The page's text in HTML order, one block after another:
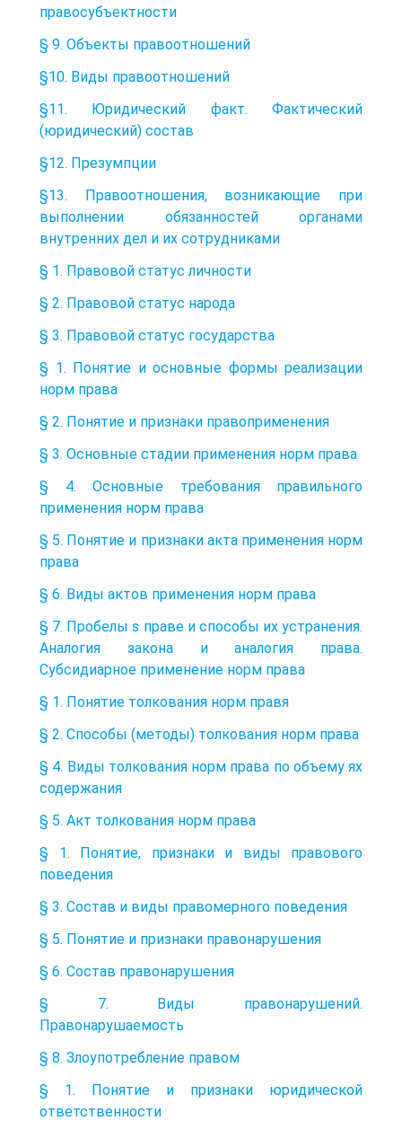
правосубъектности
§ 9. Объекты правоотношений
§10. Виды правоотношений
§11. Юридический факт. Фактический
(юридический) состав
§12. Презумпции
§13. Правоотношения, возникающие при
выполнении обязанностей органами
внутренних дел и их сотрудниками
§ 1. Правовой статус личности
§ 2. Правовой статус народа
§ 3. Правовой статус государства
§ 1. Понятие и основные формы реализации
норм права
§ 2. Понятие и признаки правоприменения
§ 3. Основные стадии применения норм права
§ 4. Основные требования правильного
применения норм права
§ 5. Понятие и признаки акта применения норм
права
§ 6. Виды актов применения норм права
§ 7. Пробелы s праве и способы их устранения.
Аналогия закона и аналогия права.
Субсидиарное применение норм права
§ 1. Понятие толкования норм правя
§ 2. Способы (методы) толкования норм права
§ 4. Виды толкования норм права по объему ях
содержания
§ 5. Акт толкования норм права
§ 1. Понятие, признаки и виды правового
поведения
§ 3. Состав и виды правомерного поведения
§ 5. Понятие и признаки правонарушения
§ 6. Состав правонарушения
§ 7. Виды правонарушений.
Правонарушаемость
§ 8. Злоупотребление правом
§ 1. Понятие и признаки юридической
ответственности